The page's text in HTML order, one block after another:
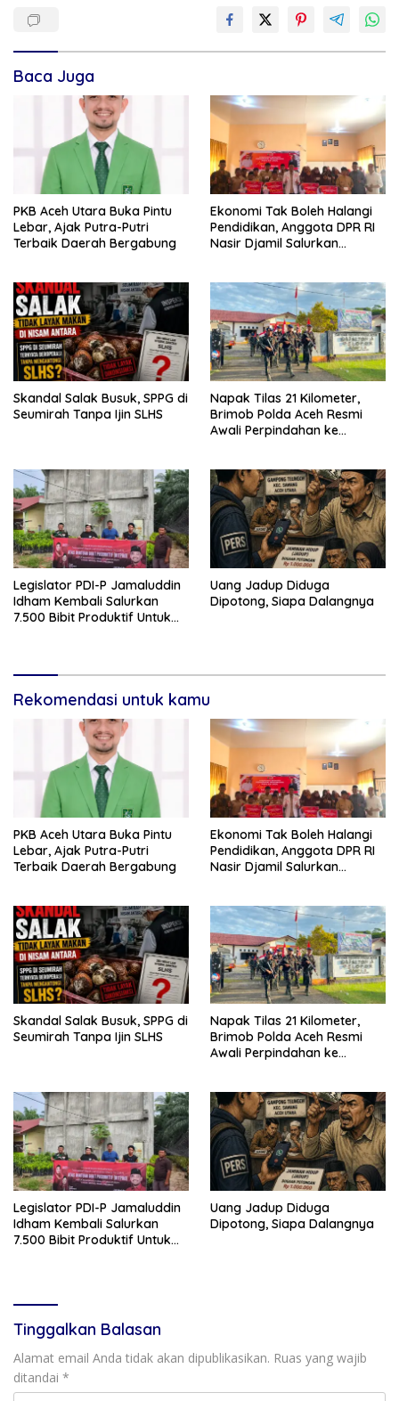
Baca Juga
PKB Aceh Utara Buka Pintu
Lebar, Ajak Putra-Putri
Terbaik Daerah Bergabung
Ekonomi Tak Boleh Halangi
Pendidikan, Anggota DPR RI
Nasir Djamil Salurkan
Skandal Salak Busuk, SPPG di
Seumirah Tanpa Ijin SLHS
Napak Tilas 21 Kilometer,
Brimob Polda Aceh Resmi
Awali Perpindahan ke
Legislator PDI-P Jamaluddin
Idham Kembali Salurkan
7.500 Bibit Produktif Untuk
Uang Jadup Diduga
Dipotong, Siapa Dalangnya
Rekomendasi untuk kamu
PKB Aceh Utara Buka Pintu
Lebar, Ajak Putra-Putri
Terbaik Daerah Bergabung
Ekonomi Tak Boleh Halangi
Pendidikan, Anggota DPR RI
Nasir Djamil Salurkan
Skandal Salak Busuk, SPPG di
Seumirah Tanpa Ijin SLHS
Napak Tilas 21 Kilometer,
Brimob Polda Aceh Resmi
Awali Perpindahan ke
Legislator PDI-P Jamaluddin
Idham Kembali Salurkan
7.500 Bibit Produktif Untuk
Uang Jadup Diduga
Dipotong, Siapa Dalangnya
Tinggalkan Balasan
Alamat email Anda tidak akan dipublikasikan. Ruas yang wajib
ditandai *